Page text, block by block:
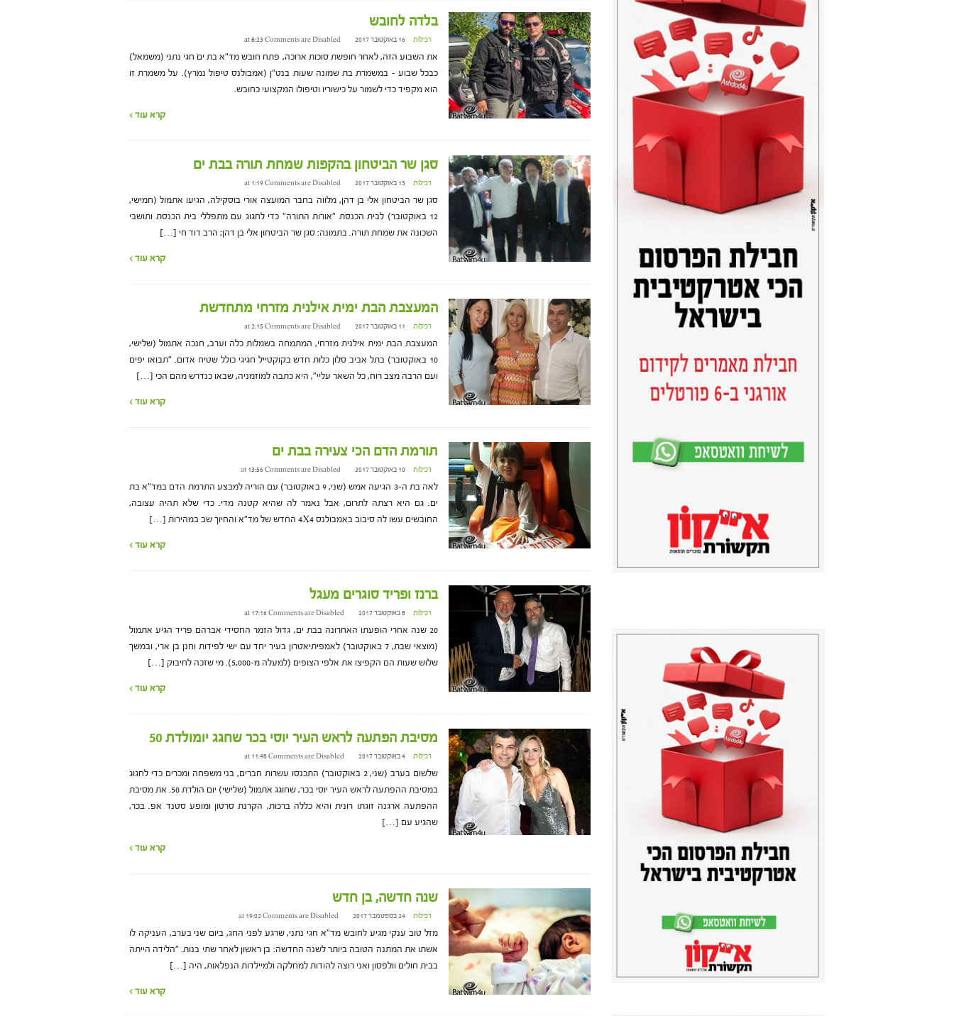
בלדה לחובש
רכילות 16 באוקטובר 2017 at 8:23 Comments are Disabled
את השבוע הזה, לאחר חופשת סוכות ארוכה, פתח חובש מד"א בת ים חגי נתני (משמאל)
כבכל שבוע – במשמרת בת שמונה שעות בנט"ן (אמבולנס טיפול נמרץ). על משמרת זו
הוא מקפיד כדי לשמור על כישוריו וטיפולו המקצועי כחובש.
קרא עוד ›
סגן שר הביטחון בהקפות שמחת תורה בבת ים
רכילות 13 באוקטובר 2017 at 1:19 Comments are Disabled
סגן שר הביטחון אלי בן דהן, מלווה בחבר המועצה אורי בוסקילה, הגיעו אתמול (חמישי,
12 באוקטובר) לבית הכנסת "אורות התורה" כדי לחגוג עם מתפללי בית הכנסת ותושבי
השכונה את שמחת תורה. בתמונה: סגן שר הביטחון אלי בן דהן; הרב דוד חי […]
קרא עוד ›
המעצבת הבת ימית אילנית מזרחי מתחדשת
רכילות 11 באוקטובר 2017 at 2:15 Comments are Disabled
המעצבת הבת ימית אילנית מזרחי, המתמחה בשמלות כלה וערב, חנכה אתמול (שלישי,
10 באוקטובר) בתל אביב סלון כלות חדש בקוקטייל חגיגי כולל שטיח אדום. "תבואו יפים
ועם הרבה מצב רוח, כל השאר עליי", היא כתבה למוזמניה, שבאו כנדרש מהם הכי […]
קרא עוד ›
תורמת הדם הכי צעירה בבת ים
רכילות 10 באוקטובר 2017 at 13:56 Comments are Disabled
לאה בת ה-3 הגיעה אמש (שני, 9 באוקטובר) עם הוריה למבצע התרמת הדם במד"א בת
ים. גם היא רצתה לתרום, אבל נאמר לה שהיא קטנה מדי. כדי שלא תהיה עצובה,
החובשים עשו לה סיבוב באמבולנס 4X4 החדש של מד"א והחיוך שב במהירות […]
קרא עוד ›
ברנז ופריד סוגרים מעגל
רכילות 8 באוקטובר 2017 at 17:16 Comments are Disabled
20 שנה אחרי הופעתו האחרונה בבת ים, גדול הזמר החסידי אברהם פריד הגיע אתמול
(מוצאי שבת, 7 באוקטובר) לאמפיתיאטרון בעיר יחד עם ישי לפידות וחנן בן ארי, ובמשך
שלוש שעות הם הקפיצו את אלפי הצופים (למעלה מ-5,000). מי שזכה לחיבוק […]
קרא עוד ›
מסיבת הפתעה לראש העיר יוסי בכר שחגג יומולדת 50
רכילות 4 באוקטובר 2017 at 11:48 Comments are Disabled
שלשום בערב (שני, 2 באוקטובר) התכנסו עשרות חברים, בני משפחה ומכרים כדי לחגוג
במסיבת ההפתעה לראש העיר יוסי בכר, שחוגג אתמול (שלישי) יום הולדת 50. את מסיבת
ההפתעה ארגנה זוגתו רונית והיא כללה ברכות, הקרנת סרטון ומופע סטנד אפ. בכר,
שהגיע עם […]
קרא עוד ›
שנה חדשה, בן חדש
רכילות 24 בספטמבר 2017 at 19:02 Comments are Disabled
מזל טוב ענקי מגיע לחובש מד"א חגי נתני, שרגע לפני החג, ביום שני בערב, העניקה לו
אשתו את המתנה הטובה ביותר לשנה החדשה: בן ראשון לאחר שתי בנות. "הלידה הייתה
בבית חולים וולפסון ואני רוצה להודות למחלקה ולמיילדות הנפלאות, היה […]
קרא עוד ›